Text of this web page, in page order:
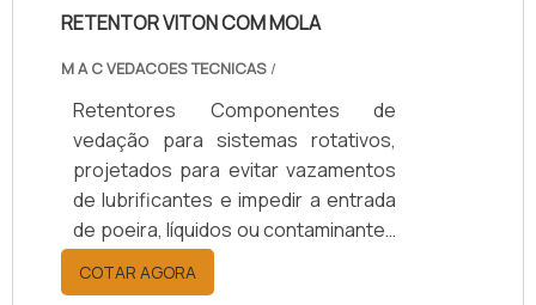
RETENTOR VITON COM MOLA
M A C VEDACOES TECNICAS /
Retentores Componentes de
vedação para sistemas rotativos,
projetados para evitar vazamentos
de lubrificantes e impedir a entrada
de poeira, líquidos ou contaminantes
em eixos e rolamentos. Disponíveis
em borracha nitrílica (NBR), Viton
COTAR AGORA